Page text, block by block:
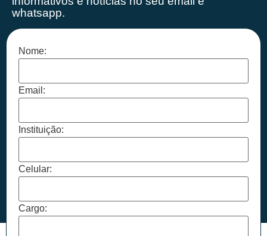
whatsapp.
Nome:
Email:
Instituição:
Celular:
Cargo: